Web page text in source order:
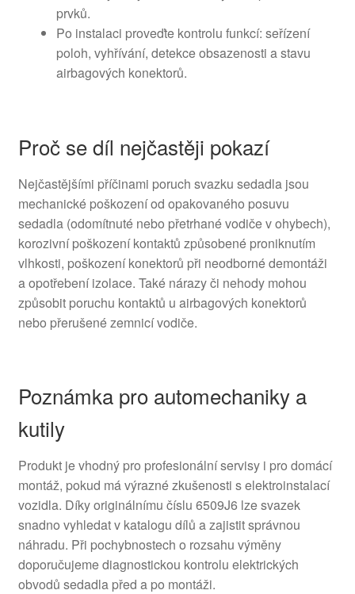
prvků.
Po instalaci proveďte kontrolu funkcí: seřízení
poloh, vyhřívání, detekce obsazenosti a stavu
airbagových konektorů.
Proč se díl nejčastěji pokazí
Nejčastějšími příčinami poruch svazku sedadla jsou
mechanické poškození od opakovaného posuvu
sedadla (odomítnuté nebo přetrhané vodiče v ohybech),
korozivní poškození kontaktů způsobené proniknutím
vlhkosti, poškození konektorů při neodborné demontáži
a opotřebení izolace. Také nárazy či nehody mohou
způsobit poruchu kontaktů u airbagových konektorů
nebo přerušené zemnicí vodiče.
Poznámka pro automechaniky a
kutily
Produkt je vhodný pro profesionální servisy i pro domácí
montáž, pokud má výrazné zkušenosti s elektroinstalací
vozidla. Díky originálnímu číslu 6509J6 lze svazek
snadno vyhledat v katalogu dílů a zajistit správnou
náhradu. Při pochybnostech o rozsahu výměny
doporučujeme diagnostickou kontrolu elektrických
obvodů sedadla před a po montáži.